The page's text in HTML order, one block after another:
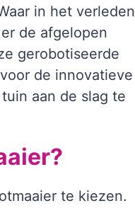
in het verleden
de afgelopen
gerobotiseerde
de innovatieve
aan de slag te
te kiezen.